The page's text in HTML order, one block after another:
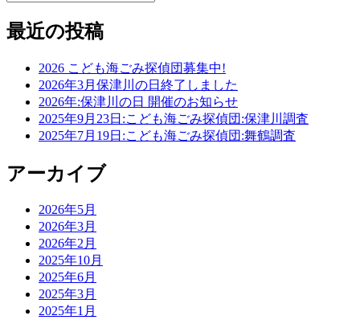
最近の投稿
2026 こども海ごみ探偵団募集中!
2026年3月保津川の日終了しました
2026年:保津川の日 開催のお知らせ
2025年9月23日:こども海ごみ探偵団:保津川調査
2025年7月19日:こども海ごみ探偵団:舞鶴調査
アーカイブ
2026年5月
2026年3月
2026年2月
2025年10月
2025年6月
2025年3月
2025年1月